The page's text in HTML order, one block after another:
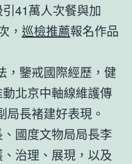
41萬人次餐與加
， 巡檢推薦報名作品
，鑒戒國際經歷，健
北京中軸線維護傳
局長褚建好表現。
國度文物局局長李
治理、展現，以及